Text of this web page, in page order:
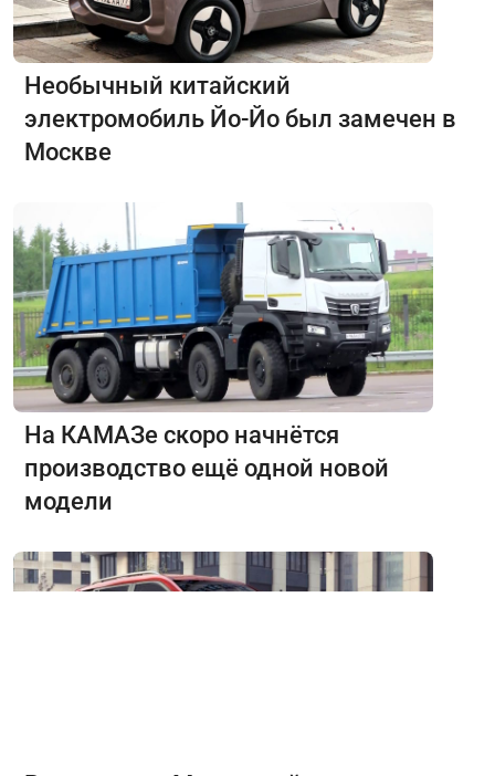
Необычный китайский
электромобиль Йо-Йо был замечен в
Москве
На КАМАЗе скоро начнётся
производство ещё одной новой
модели